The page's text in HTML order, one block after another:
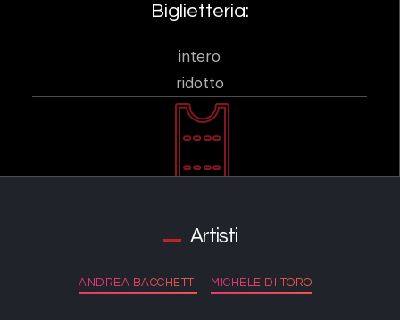
Biglietteria:
intero
ridotto
Artisti
ANDREA BACCHETTI MICHELE DI TORO